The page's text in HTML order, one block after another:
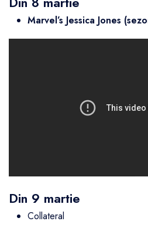
Marvel’s Jessica Jones
Din 9 martie
Collateral